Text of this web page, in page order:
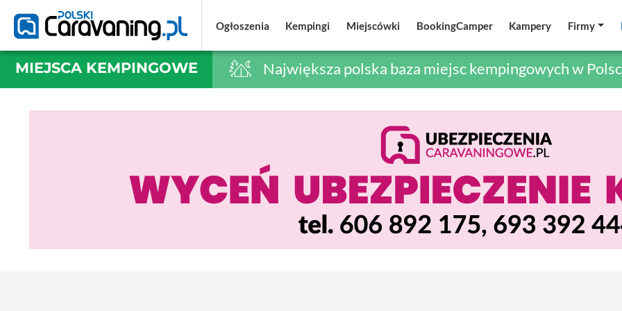
Ogłoszenia Kempingi Miejscówki BookingCamper Kampery Firmy
MIEJSCA KEMPINGOWE Największa polska baza miejsc kempingowych w
Ogłoszenia Kempingi Miejscówki BookingCamper Kampery Firmy